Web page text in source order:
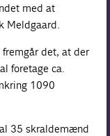
med at
Meldgaard.
fremgår det, at der
foretage ca.
1090
35 skraldemænd